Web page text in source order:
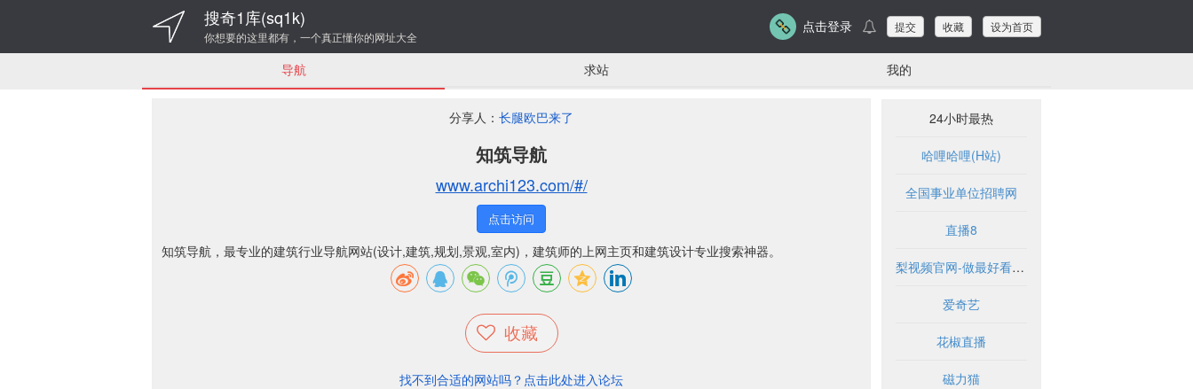
搜奇1库(sq1k)
你想要的这里都有，一个真正懂你的网址大全
点击登录 提交 收藏 设为首页
导航 求站 我的
分享人： 长腿欧巴来了
知筑导航
www.archi123.com/#/
点击访问
知筑导航，最专业的建筑行业导航网站(设计,建筑,规划,景观,室内)，建筑师的上网主页和建筑设计专业搜索神器。
收藏
找不到合适的网站吗？点击此处进入论坛
24小时最热
哈哩哈哩(H站)
全国事业单位招聘网
直播8
梨视频官网-做最好看的资讯短视频-Pear Video
爱奇艺
花椒直播
磁力猫